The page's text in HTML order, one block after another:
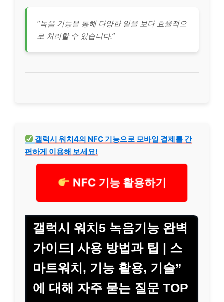
“녹음 기능을 통해 다양한 일을 보다 효율적으
로 처리할 수 있습니다.”
갤럭시 워치4의 NFC 기능으로 모바일 결제를 간
편하게 이용해 보세요!
NFC 기능 활용하기
갤럭시 워치5 녹음기능 완벽
가이드| 사용 방법과 팁 | 스
마트워치, 기능 활용, 기술”
에 대해 자주 묻는 질문 TOP